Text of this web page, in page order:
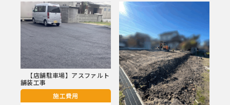
【店舗駐車場】アスファルト
舗装工事
施工費用